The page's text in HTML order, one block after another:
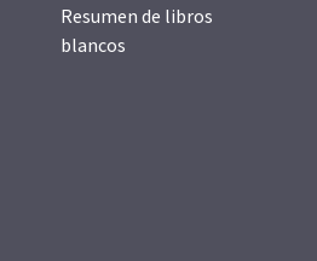
Resumen de libros
blancos